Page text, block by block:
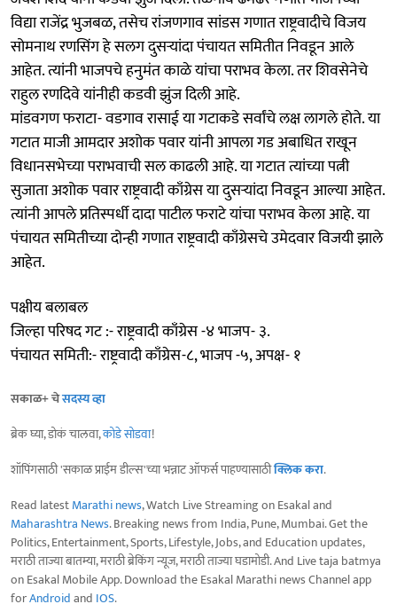
विद्या राजेंद्र भुजबळ, तसेच रांजणगाव सांडस गणात राष्ट्रवादीचे विजय
सोमनाथ रणसिंग हे सलग दुसऱ्यांदा पंचायत समितीत निवडून आले
आहेत. त्यांनी भाजपचे हनुमंत काळे यांचा पराभव केला. तर शिवसेनेचे
राहुल रणदिवे यांनीही कडवी झुंज दिली आहे.
मांडवगण फराटा- वडगाव रासाई या गटाकडे सर्वांचे लक्ष लागले होते. या
गटात माजी आमदार अशोक पवार यांनी आपला गड अबाधित राखून
विधानसभेच्या पराभवाची सल काढली आहे. या गटात त्यांच्या पत्नी
सुजाता अशोक पवार राष्ट्रवादी काँग्रेस या दुसऱ्यांदा निवडून आल्या आहेत.
त्यांनी आपले प्रतिस्पर्धी दादा पाटील फराटे यांचा पराभव केला आहे. या
पंचायत समितीच्या दोन्ही गणात राष्ट्रवादी काँग्रेसचे उमेदवार विजयी झाले
आहेत.
पक्षीय बलाबल
जिल्हा परिषद गट :- राष्ट्रवादी काँग्रेस -४ भाजप- ३.
पंचायत समिती:- राष्ट्रवादी काँग्रेस-८, भाजप -५, अपक्ष- १
सकाळ+ चेसदस्य व्हा
ब्रेक घ्या, डोकं चालवा,कोडे सोडवा!
शॉपिंगसाठी 'सकाळ प्राईम डील्स'च्या भन्नाट ऑफर्स पाहण्यासाठीक्लिक करा.
Read latestMarathi news, Watch Live Streaming on Esakal and
Maharashtra News. Breaking news from India, Pune, Mumbai. Get the
Politics, Entertainment, Sports, Lifestyle, Jobs, and Education updates,
मराठी ताज्या बातम्या, मराठी ब्रेकिंग न्यूज, मराठी ताज्या घडामोडी. And Live taja batmya
on Esakal Mobile App. Download the Esakal Marathi news Channel app
forAndroidand IOS.